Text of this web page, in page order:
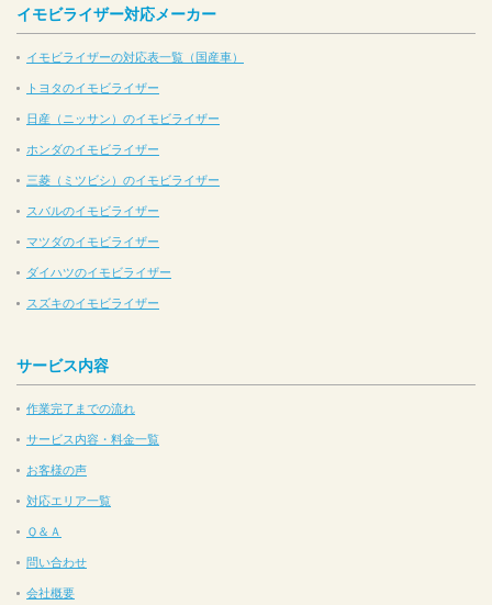
イモビライザー対応メーカー
イモビライザーの対応表一覧（国産車）
トヨタのイモビライザー
日産（ニッサン）のイモビライザー
ホンダのイモビライザー
三菱（ミツビシ）のイモビライザー
スバルのイモビライザー
マツダのイモビライザー
ダイハツのイモビライザー
スズキのイモビライザー
サービス内容
作業完了までの流れ
サービス内容・料金一覧
お客様の声
対応エリア一覧
Ｑ＆Ａ
問い合わせ
会社概要